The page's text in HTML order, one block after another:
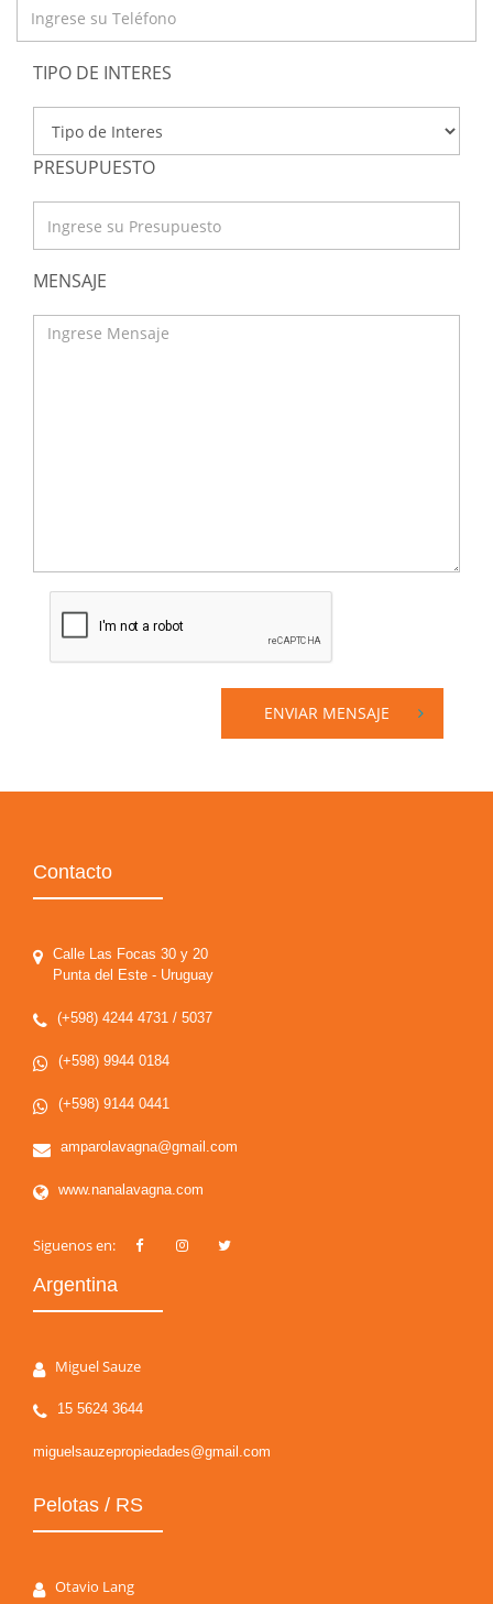
TIPO DE INTERES
PRESUPUESTO
MENSAJE
ENVIAR MENSAJE
Contacto
Calle Las Focas 30 y 20
Punta del Este - Uruguay
(+598) 4244 4731 / 5037
(+598) 9944 0184
(+598) 9144 0441
amparolavagna@gmail.com
www.nanalavagna.com
Siguenos en:
Argentina
Miguel Sauze
15 5624 3644
miguelsauzepropiedades@gmail.com
Pelotas / RS
Otavio Lang